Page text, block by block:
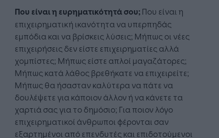
Που είναι η ευρηματικότητά σου;Που είναι η
επιχειρηματική ικανότητα να υπερπηδάς
εμπόδια και να βρίσκεις λύσεις; Μήπως οι νέες
επιχειρήσεις δεν είστε επιχειρηματίες αλλά
χομπίστες; Μήπως είστε απλοί μαγαζάτορες;
Μήπως κατά λάθος βρεθήκατε να επιχειρείτε;
Μήπως θα ήσασταν καλύτερα να πάτε να
δουλέψετε για κάποιον άλλον ή να κάνετε τα
χαρτιά σας για το δημόσιο; Για ποιον λόγο
επιχειρηματικοί άνθρωποι φέρονται σαν
εξαρτημένοι από επενδυτές και επιδοτούμενοι